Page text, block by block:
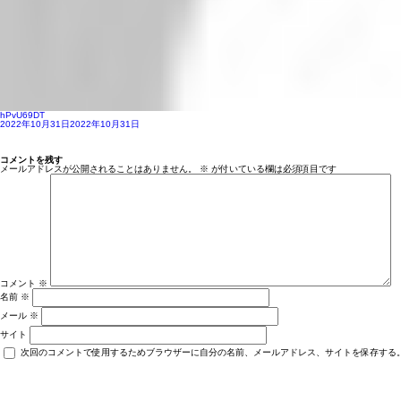
hPvU69DT
投
2022年10月31日2022年10月31日
コメントを残す
メールアドレスが公開されることはありません。
※ が付いている欄は必須項目です
コメント ※
名前 ※
メール ※
サイト
次回のコメントで使用するためブラウザーに自分の名前、メールアドレス、サイトを保存する